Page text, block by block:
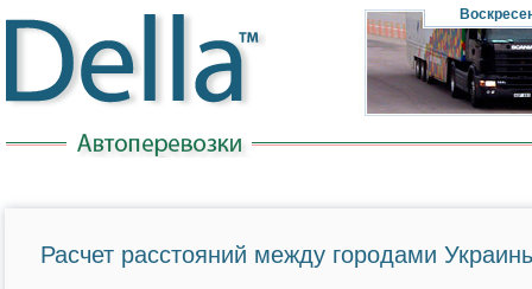
Расчет расстояний между городами